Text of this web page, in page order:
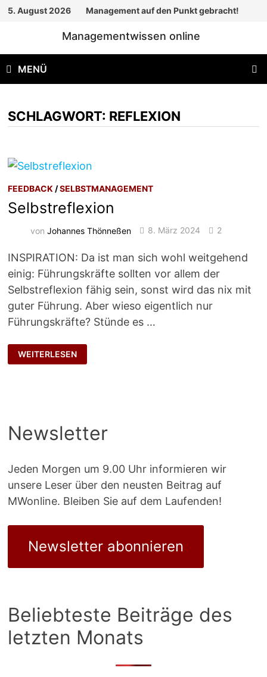
Zum
5. August 2026 Management auf den Punkt gebracht!
Managementwissen online
MENÜ
SCHLAGWORT: REFLEXION
FEEDBACK /SELBSTMANAGEMENT
Selbstreflexion
vonJohannes Thönneßen 8. März 2024 2
INSPIRATION: Da ist man sich wohl weitgehend
einig: Führungskräfte sollten vor allem der
Selbstreflexion fähig sein, sonst wird das nix mit
guter Führung. Aber wieso eigentlich nur
Führungskräfte? Stünde es …
SELBSTREFLEXION
WEITERLESEN
Newsletter
Jeden Morgen um 9.00 Uhr informieren wir
unsere Leser über den neusten Beitrag auf
MWonline. Bleiben Sie auf dem Laufenden!
Newsletter abonnieren
Beliebteste Beiträge des
letzten Monats